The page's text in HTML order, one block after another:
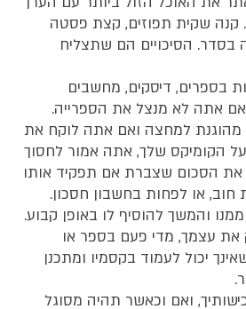
קנה שקית תפוזים, קצת פסטה
בסדר. הסיכויים הם שתצליח
בספרים, דיסקים, מחשבים
אתה לא מנצל את הספרייה.
מהוגנת למחצה ואם אתה לוקח את
הקומיקס שלך, אתה אמור לחסוך
הסכום שצברת אם תפקיד אותו
חוב, או לפחות בחשבון חסכון.
והמשך להוסיף לו באופן קבוע.
את עצמך, מדי פעם בספר או
יכול לעמוד בקסמיו ומתכנן
ואם וכאשר תהיה מסוגל